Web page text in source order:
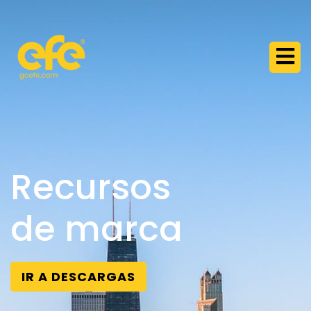
Recursos
de marca
IR A DESCARGAS